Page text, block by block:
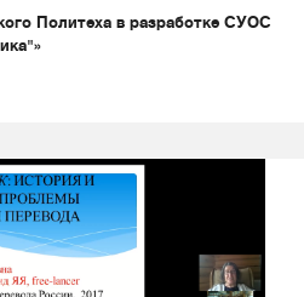
Политеха в разработке СУОС